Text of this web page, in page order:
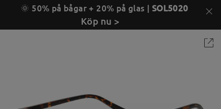
🌞 50% på bågar + 20% på glas | SOL5020
Köp nu >